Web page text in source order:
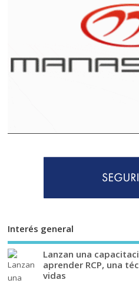
Interés general
Lanzan una
aprender RCP, una
vidas